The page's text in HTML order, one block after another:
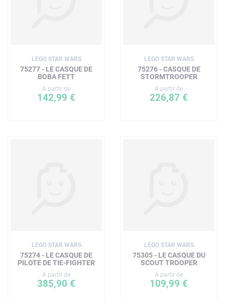
LEGO STAR WARS
75277 - LE CASQUE DE
BOBA FETT
A partir de
142,99 €
LEGO STAR WARS
75276 - CASQUE DE
STORMTROOPER
A partir de
226,87 €
LEGO STAR WARS
75274 - LE CASQUE DE
PILOTE DE TIE-FIGHTER
A partir de
385,90 €
LEGO STAR WARS
75305 - LE CASQUE DU
SCOUT TROOPER
A partir de
109,99 €